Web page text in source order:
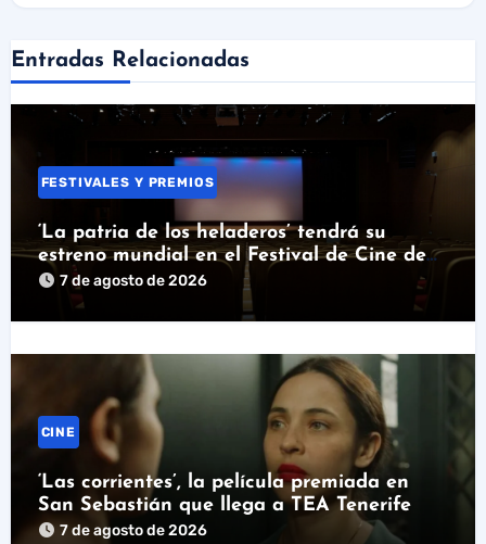
Entradas Relacionadas
FESTIVALES Y PREMIOS
‘La patria de los heladeros’ tendrá su
estreno mundial en el Festival de Cine de
Santander
7 de agosto de 2026
CINE
‘Las corrientes’, la película premiada en
San Sebastián que llega a TEA Tenerife
7 de agosto de 2026